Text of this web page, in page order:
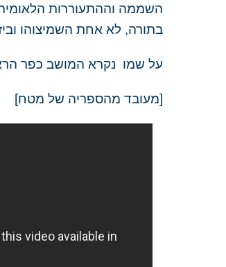
השממה וההתעוררות
בתורה, לא אחת השמיצוהו
על שמו נקרא המושב כפר
[מעובד מהספריה של מטח]